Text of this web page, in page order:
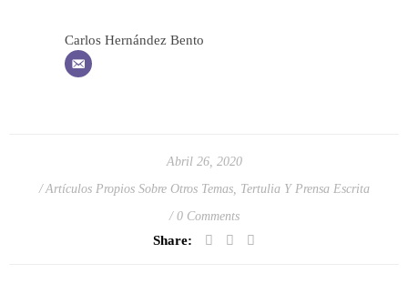
Carlos Hernández Bento
Abril 26, 2020
Artículos Propios Sobre Otros Temas, Tertulia Y Prensa Escrita
0 Comments
Share: